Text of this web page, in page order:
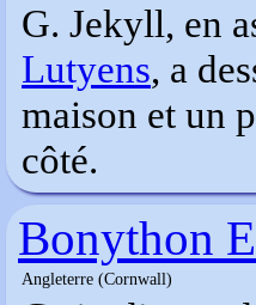
G. Jekyll, en
Lutyens, a
maison et un
côté.
Bonython
Angleterre (Cornwall)